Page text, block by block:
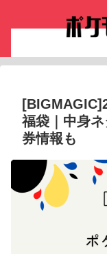
福袋｜中身
券情報も